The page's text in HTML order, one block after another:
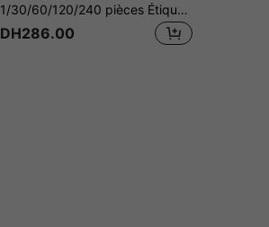
1/30/60/120/240 pièces Étiquettes personnalisables - Autocollants de texte et d'image personnalisés, autocollants de scellage, sans repassage, parfaits pour les vacances, la maison, la rentrée scolaire, les petites entreprises
DH286.00